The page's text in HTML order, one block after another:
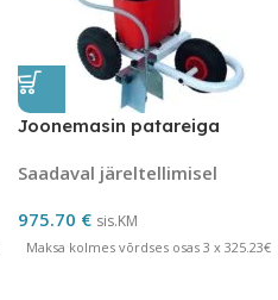
Joonemasin patareiga
Saadaval järeltellimisel
975.70 € sis.KM
Maksa kolmes võrdses osas 3 x 325.23€